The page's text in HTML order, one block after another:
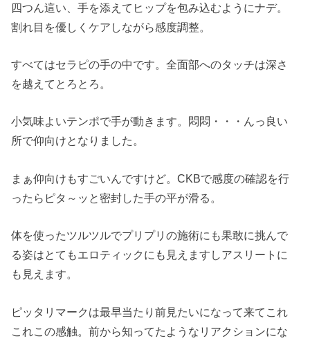
四つん這い、手を添えてヒップを包み込むようにナデ。
割れ目を優しくケアしながら感度調整。
すべてはセラピの手の中です。全面部へのタッチは深さ
を越えてとろとろ。
小気味よいテンポで手が動きます。悶悶・・・んっ良い
所で仰向けとなりました。
まぁ仰向けもすごいんですけど。CKBで感度の確認を行
ったらピタ～ッと密封した手の平が滑る。
体を使ったツルツルでプリプリの施術にも果敢に挑んで
る姿はとてもエロティックにも見えますしアスリートに
も見えます。
ピッタリマークは最早当たり前見たいになって来てこれ
これこの感触。前から知ってたようなリアクションにな